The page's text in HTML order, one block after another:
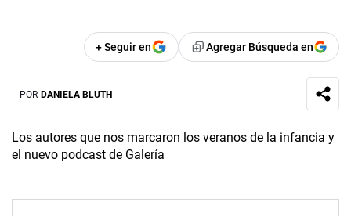
+ Seguir en Agregar Búsqueda en
POR DANIELA BLUTH
Los autores que nos marcaron los veranos de la infancia y
el nuevo podcast de Galería